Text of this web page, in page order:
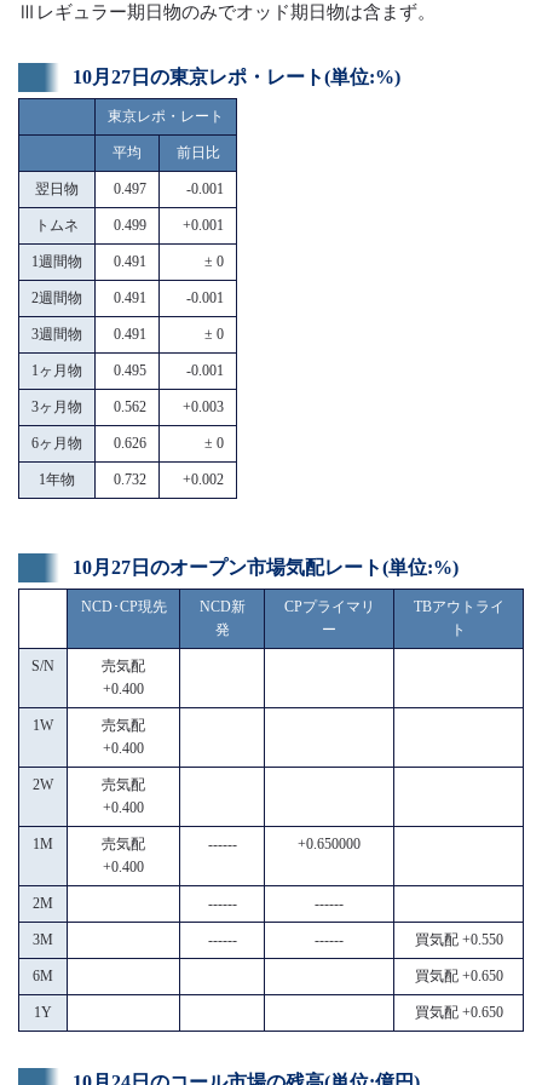
Ⅲレギュラー期日物のみでオッド期日物は含まず。
10月27日の東京レポ・レート(単位:%)
東京レポ・レート
平均 前日比
翌日物 0.497 -0.001
トムネ 0.499 +0.001
1週間物 0.491 ± 0
2週間物 0.491 -0.001
3週間物 0.491 ± 0
1ヶ月物 0.495 -0.001
3ヶ月物 0.562 +0.003
6ヶ月物 0.626 ± 0
1年物 0.732 +0.002
10月27日のオープン市場気配レート(単位:%)
NCD･CP現先
NCD新
発
CPプライマリ
ー
TBアウトライ
ト
S/N
売気配
+0.400
1W
売気配
+0.400
2W
売気配
+0.400
1M
売気配
+0.400
------ +0.650000
2M ------ ------
3M ------ ------ 買気配 +0.550
6M 買気配 +0.650
1Y 買気配 +0.650